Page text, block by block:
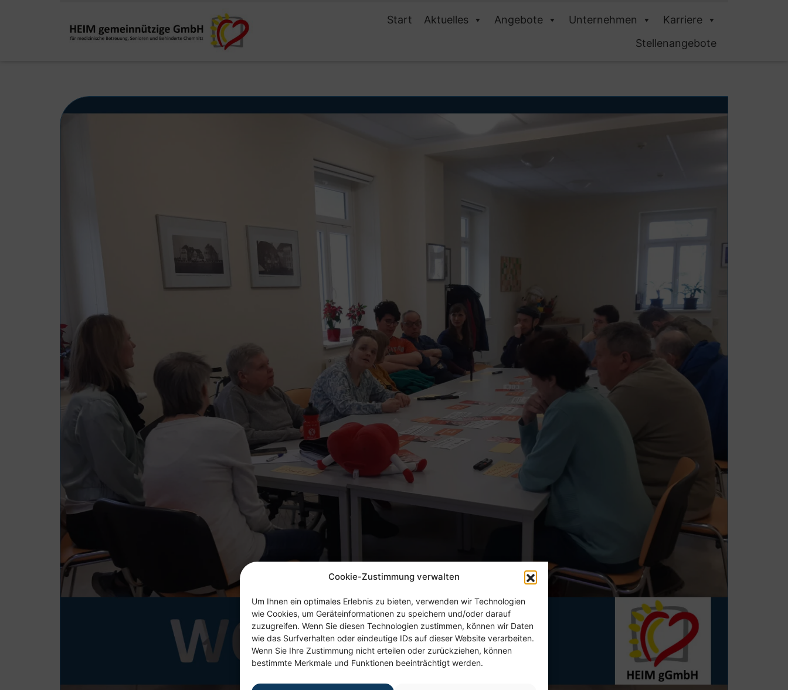
Cookie-Zustimmung verwalten
Um Ihnen ein optimales Erlebnis zu bieten, verwenden wir Technologien
wie Cookies, um Geräteinformationen zu speichern und/oder darauf
zuzugreifen. Wenn Sie diesen Technologien zustimmen, können wir Daten
wie das Surfverhalten oder eindeutige IDs auf dieser Website verarbeiten.
Wenn Sie Ihre Zustimmung nicht erteilen oder zurückziehen, können
bestimmte Merkmale und Funktionen beeinträchtigt werden.
Start Aktuelles Angebote Unternehmen
Karriere
Stellenangebote